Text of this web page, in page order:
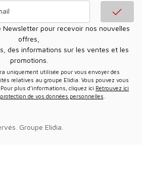
offres,
des informations sur les ventes et les
promotions.
relatives au groupe Elidia. Vous pouvez vous
plus d’informations, cliquez ici Retrouvez ici
de vos données personnelles
Groupe Elidia